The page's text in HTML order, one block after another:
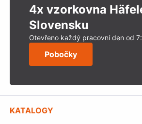
4x vzorkovna
Slovensku
Otevřeno každý pracovní den od
Pobočky
KATALOGY